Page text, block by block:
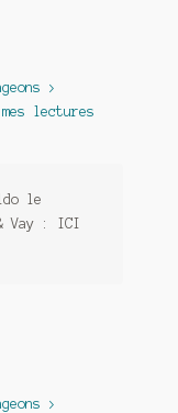
>
mes lectures
le
Vay : ICI
>